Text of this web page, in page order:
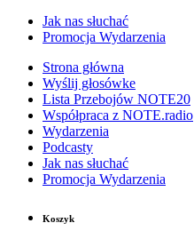
Jak nas słuchać
Promocja Wydarzenia
Strona główna
Wyślij głosówke
Lista Przebojów NOTE20
Współpraca z NOTE.radio
Wydarzenia
Podcasty
Jak nas słuchać
Promocja Wydarzenia
Koszyk